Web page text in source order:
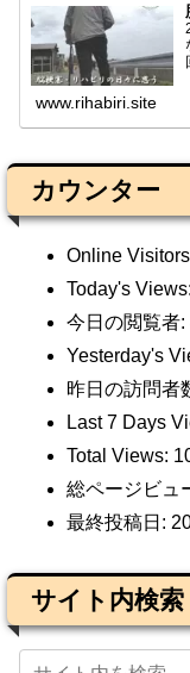
www.rihabiri.site
カウンター
Online
Today's Views:
今日の閲覧者:
Yesterday's
昨日の訪問者
Last 7 Days
Total Views:
総ページビュ
最終投稿日:
サイト内検索